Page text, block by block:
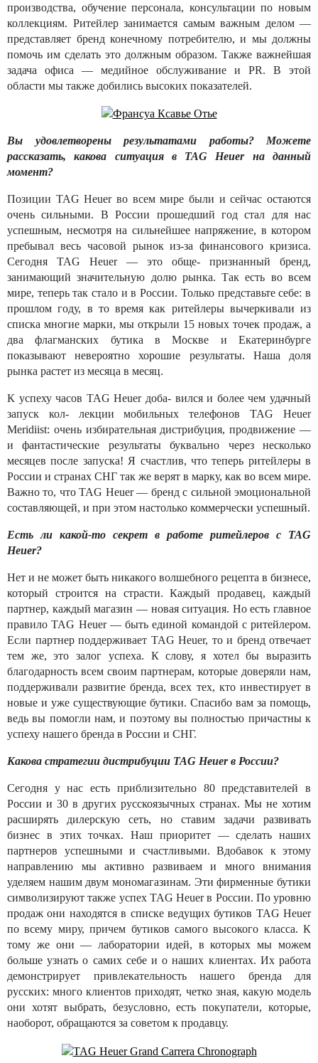
производства, обучение персонала, консультации по новым
коллекциям. Ритейлер занимается самым важным делом —
представляет бренд конечному потребителю, и мы должны
помочь им сделать это должным образом. Также важнейшая
задача офиса — медийное обслуживание и PR. В этой
области мы также добились высоких показателей.
Вы удовлетворены результатами работы? Можете
рассказать, какова ситуация в TAG Heuer на данный
момент?
Позиции TAG Heuer во всем мире были и сейчас остаются
очень сильными. В России прошедший год стал для нас
успешным, несмотря на сильнейшее напряжение, в котором
пребывал весь часовой рынок из-за финансового кризиса.
Сегодня TAG Heuer — это обще- признанный бренд,
занимающий значительную долю рынка. Так есть во всем
мире, теперь так стало и в России. Только представьте себе: в
прошлом году, в то время как ритейлеры вычеркивали из
списка многие марки, мы открыли 15 новых точек продаж, а
два флагманских бутика в Москве и Екатеринбурге
показывают невероятно хорошие результаты. Наша доля
рынка растет из месяца в месяц.
К успеху часов TAG Heuer доба- вился и более чем удачный
запуск кол- лекции мобильных телефонов TAG Heuer
Meridiist: очень избирательная дистрибуция, продвижение —
и фантастические результаты буквально через несколько
месяцев после запуска! Я счастлив, что теперь ритейлеры в
России и странах СНГ так же верят в марку, как во всем мире.
Важно то, что TAG Heuer — бренд с сильной эмоциональной
составляющей, и при этом настолько коммерчески успешный.
Есть ли какой-то секрет в работе ритейлеров с TAG
Heuer?
Нет и не может быть никакого волшебного рецепта в бизнесе,
который строится на страсти. Каждый продавец, каждый
партнер, каждый магазин — новая ситуация. Но есть главное
правило TAG Heuer — быть единой командой с ритейлером.
Если партнер поддерживает TAG Heuer, то и бренд отвечает
тем же, это залог успеха. К слову, я хотел бы выразить
благодарность всем своим партнерам, которые доверяли нам,
поддерживали развитие бренда, всех тех, кто инвестирует в
новые и уже существующие бутики. Спасибо вам за помощь,
ведь вы помогли нам, и поэтому вы полностью причастны к
успеху нашего бренда в России и СНГ.
Какова стратегии дистрибуции TAG Heuer в России?
Сегодня у нас есть приблизительно 80 представителей в
России и 30 в других русскоязычных странах. Мы не хотим
расширять дилерскую сеть, но ставим задачи развивать
бизнес в этих точках. Наш приоритет — сделать наших
партнеров успешными и счастливыми. Вдобавок к этому
направлению мы активно развиваем и много внимания
уделяем нашим двум мономагазинам. Эти фирменные бутики
символизируют также успех TAG Heuer в России. По уровню
продаж они находятся в списке ведущих бутиков TAG Heuer
по всему миру, причем бутиков самого высокого класса. К
тому же они — лаборатории идей, в которых мы можем
больше узнать о самих себе и о наших клиентах. Их работа
демонстрирует привлекательность нашего бренда для
русских: много клиентов приходят, четко зная, какую модель
они хотят выбрать, безусловно, есть покупатели, которые,
наоборот, обращаются за советом к продавцу.